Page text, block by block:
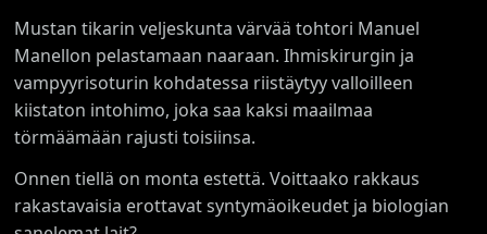
Mustan tikarin veljeskunta värvää tohtori Manuel
Manellon pelastamaan naaraan. Ihmiskirurgin ja
vampyyrisoturin kohdatessa riistäytyy valloilleen
kiistaton intohimo, joka saa kaksi maailmaa
törmäämään rajusti toisiinsa.
Onnen tiellä on monta estettä. Voittaako rakkaus
rakastavaisia erottavat syntymäoikeudet ja biologian